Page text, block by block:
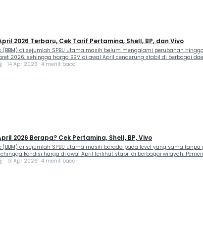
2026 Terbaru, Cek Tarif Pertamina, Shell, BP, dan Vivo
di sejumlah SPBU utama masih belum mengalami perubahan
2026, sehingga harga BBM di awal April cenderung stabil di berbagai
14 Apr 2026 4 menit baca
2026 Berapa? Cek Pertamina, Shell, BP, Vivo
di sejumlah SPBU utama masih berada pada level yang sama
kondisi harga di awal April terlihat stabil di berbagai wilayah.
13 Apr 2026 4 menit baca